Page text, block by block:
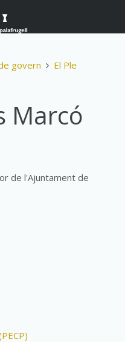
govern
El Ple
Marcó
de l'Ajuntament de